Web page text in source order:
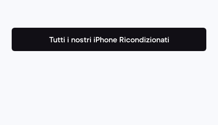
Tutti i nostri iPhone Ricondizionati